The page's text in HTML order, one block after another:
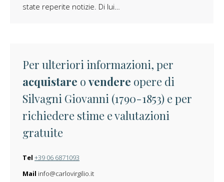
state reperite notizie. Di lui…
Per ulteriori informazioni, per
acquistare o vendere opere di
Silvagni Giovanni (1790-1853) e per
richiedere stime e valutazioni
gratuite
Tel +39 06 6871093
Mail info@carlovirgilio.it